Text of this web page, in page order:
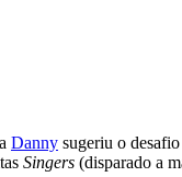
Danny sugeriu o
Singers (disparado a